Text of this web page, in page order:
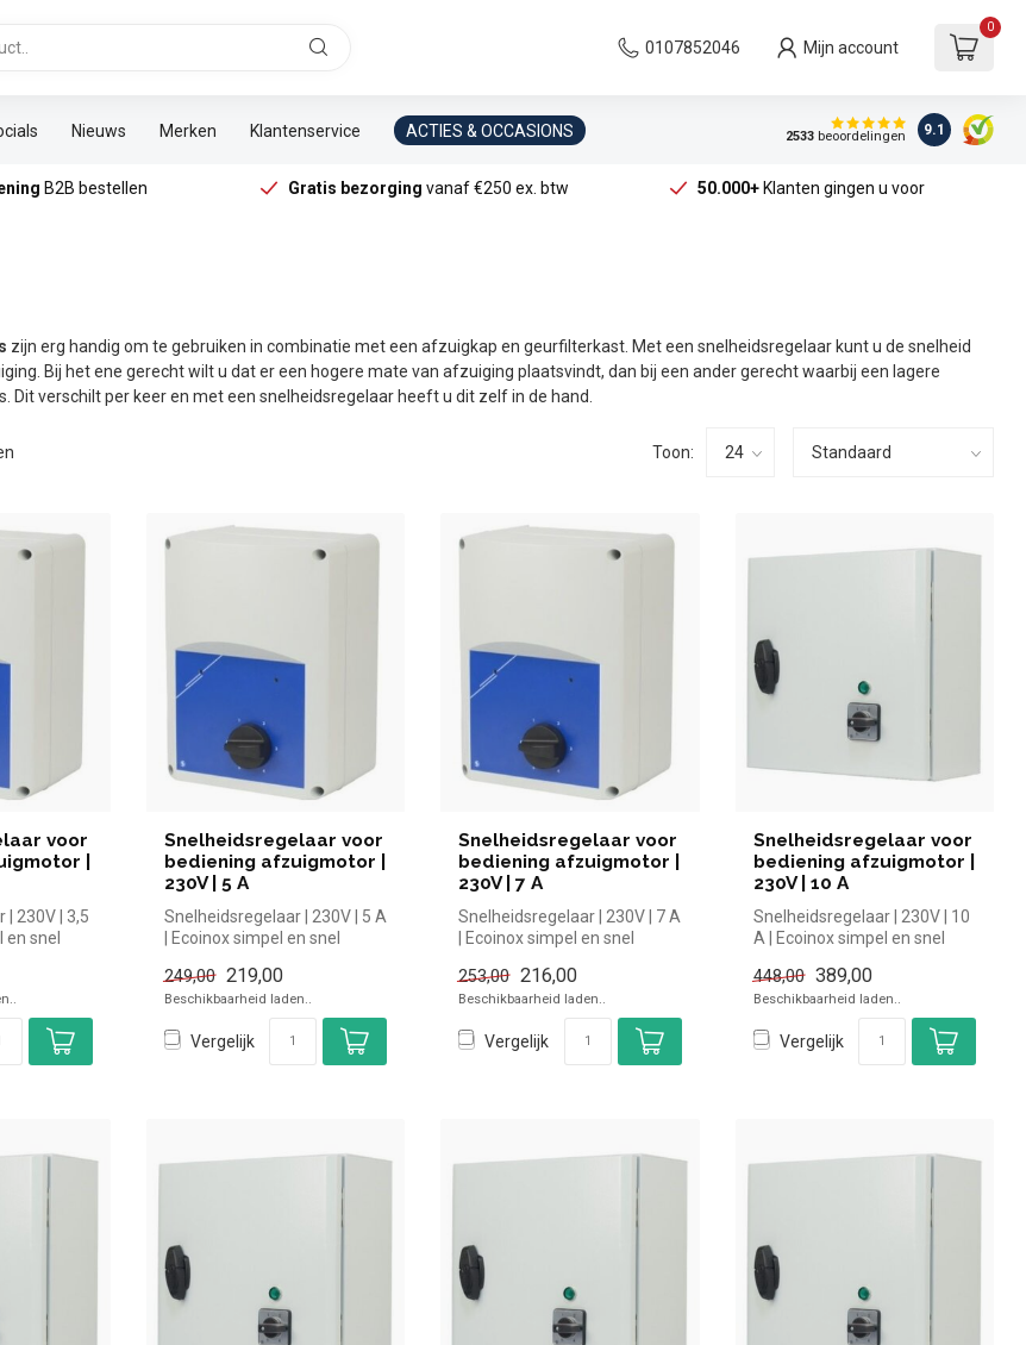
0107852046 Mijn account
0
Nieuws Merken Klantenservice ACTIES & OCCASIONS 2533beoordelingen 9.1
B2B bestellen Gratis bezorging vanaf €250 ex. btw 50.000+Klanten gingen u voor
zijn erg handig om te gebruiken in combinatie met een afzuigkap en geurfilterkast. Met een snelheidsregelaar kunt u de snelheid
Bij het ene gerecht wilt u dat er een hogere mate van afzuiging plaatsvindt, dan bij een ander gerecht waarbij een lagere
Dit verschilt per keer en met een snelheidsregelaar heeft u dit zelf in de hand.
Toon:
voor
|
| 230V | 3,5
en snel
Snelheidsregelaar voor
bediening afzuigmotor |
230V | 5 A
Snelheidsregelaar | 230V | 5 A
| Ecoinox simpel en snel
249,00 219,00
Beschikbaarheid laden..
Vergelijk
Snelheidsregelaar voor
bediening afzuigmotor |
230V | 7 A
Snelheidsregelaar | 230V | 7 A
| Ecoinox simpel en snel
253,00 216,00
Beschikbaarheid laden..
Vergelijk
Snelheidsregelaar voor
bediening afzuigmotor |
230V | 10 A
Snelheidsregelaar | 230V | 10
A | Ecoinox simpel en snel
448,00 389,00
Beschikbaarheid laden..
Vergelijk